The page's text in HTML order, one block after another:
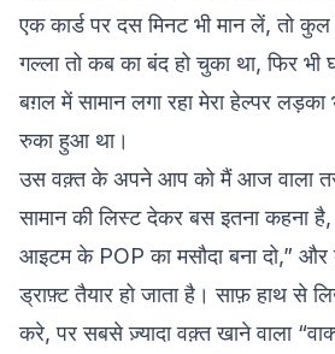
एक कार्ड पर दस मिनट भी मान लें, तो
गल्ला तो कब का बंद हो चुका था, फिर भी
बग़ल में सामान लगा रहा मेरा हेल्पर लड़का
रुका हुआ था।
उस वक़्त के अपने आप को मैं आज वाला
सामान की लिस्ट देकर बस इतना कहना है,
आइटम के POP का मसौदा बना दो,”
ड्राफ़्ट तैयार हो जाता है। साफ़ हाथ से
करे, पर सबसे ज़्यादा वक़्त खाने वाला